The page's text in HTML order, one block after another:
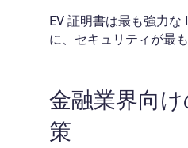
EV 証明書は最も強力
に、セキュリティが最
金融業界向
策